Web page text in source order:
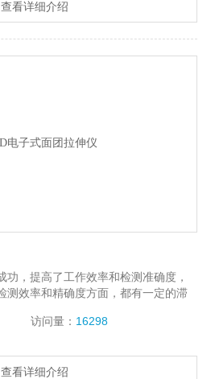
息。
查看详细介绍
功，提高了工作效率和检测准确度，
测效率和精确度方面，都有一定的滞
而取代过去机械式的形式。
访问量： 16298
查看详细介绍